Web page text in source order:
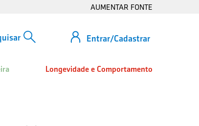
AUMENTAR FONTE
Entrar/Cadastrar
Longevidade e Comportamento